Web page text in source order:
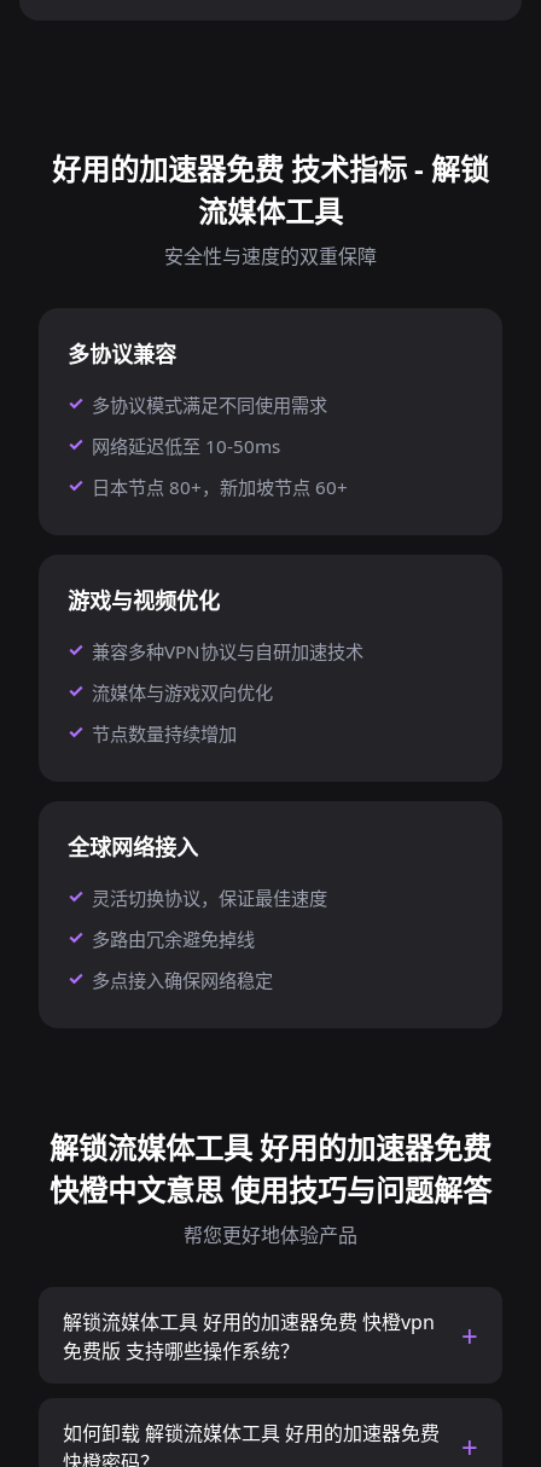
好用的加速器免费 技术指标 - 解锁
流媒体工具
安全性与速度的双重保障
多协议兼容
多协议模式满足不同使用需求
网络延迟低至 10-50ms
日本节点 80+，新加坡节点 60+
游戏与视频优化
兼容多种VPN协议与自研加速技术
流媒体与游戏双向优化
节点数量持续增加
全球网络接入
灵活切换协议，保证最佳速度
多路由冗余避免掉线
多点接入确保网络稳定
解锁流媒体工具 好用的加速器免费
快橙中文意思 使用技巧与问题解答
帮您更好地体验产品
解锁流媒体工具 好用的加速器免费 快橙vpn
免费版 支持哪些操作系统？
如何卸载 解锁流媒体工具 好用的加速器免费